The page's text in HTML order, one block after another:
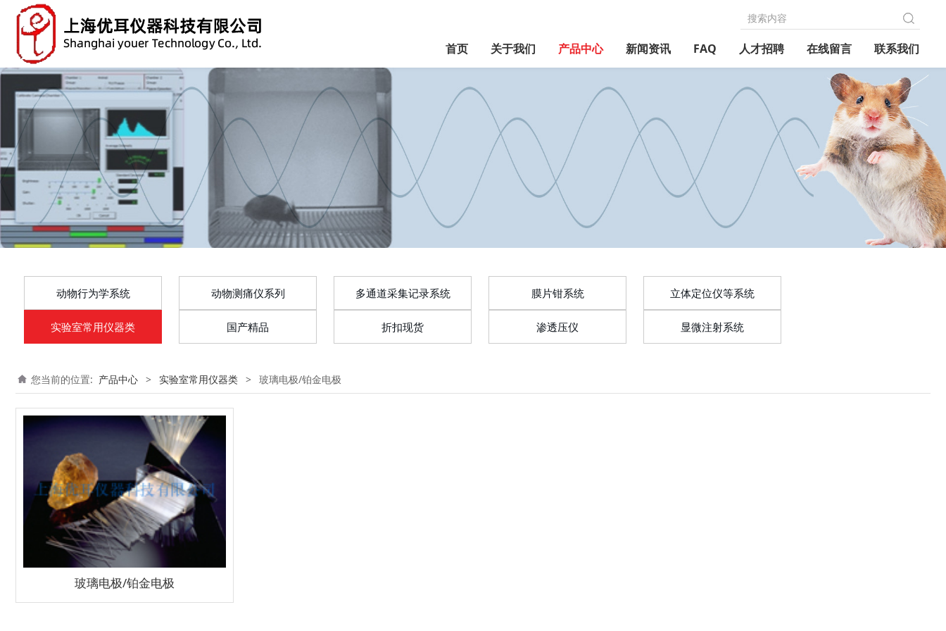
首页 关于我们 产品中心 新闻资讯 FAQ 人才招聘 在线留言 联系我们
动物行为学系统 动物测痛仪系列 多通道采集记录系统 膜片钳系统 立体定位仪等系统
实验室常用仪器类 国产精品 折扣现货 渗透压仪 显微注射系统
您当前的位置: 产品中心 > 实验室常用仪器类 > 玻璃电极/铂金电极
玻璃电极/铂金电极